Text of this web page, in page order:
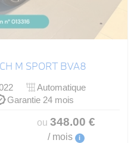
M SPORT BVA8
Automatique
Garantie 24 mois
ou 348.00 €
/ mois i